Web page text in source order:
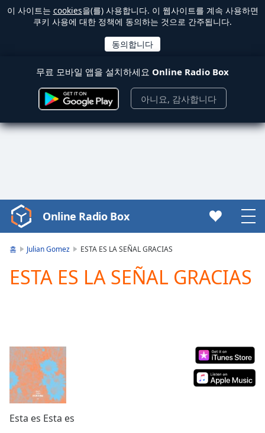
이 사이트는 cookies을(를) 사용합니다. 이 웹사이트를 계속 사용하면
쿠키 사용에 대한 정책에 동의하는 것으로 간주됩니다.
무료 모바일 앱을 설치하세요 Online Radio Box
아니요, 감사합니다
Video
Player
Play
Video
Mute
Current
Time0:00
Duration-:-
Loaded:
Online Radio Box
홈 Julian Gomez ESTA ES LA SEÑAL GRACIAS
ESTA ES LA SEÑAL GRACIAS
Esta es Esta es